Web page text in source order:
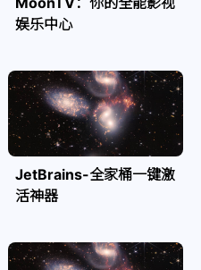
娱乐中心
JetBrains-全家桶一键激
活神器